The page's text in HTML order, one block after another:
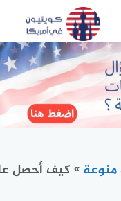
منوعة » كيف أحصل